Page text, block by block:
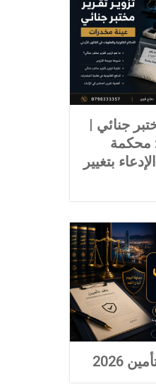
جنائي |
محكمة
بتغيير
2026